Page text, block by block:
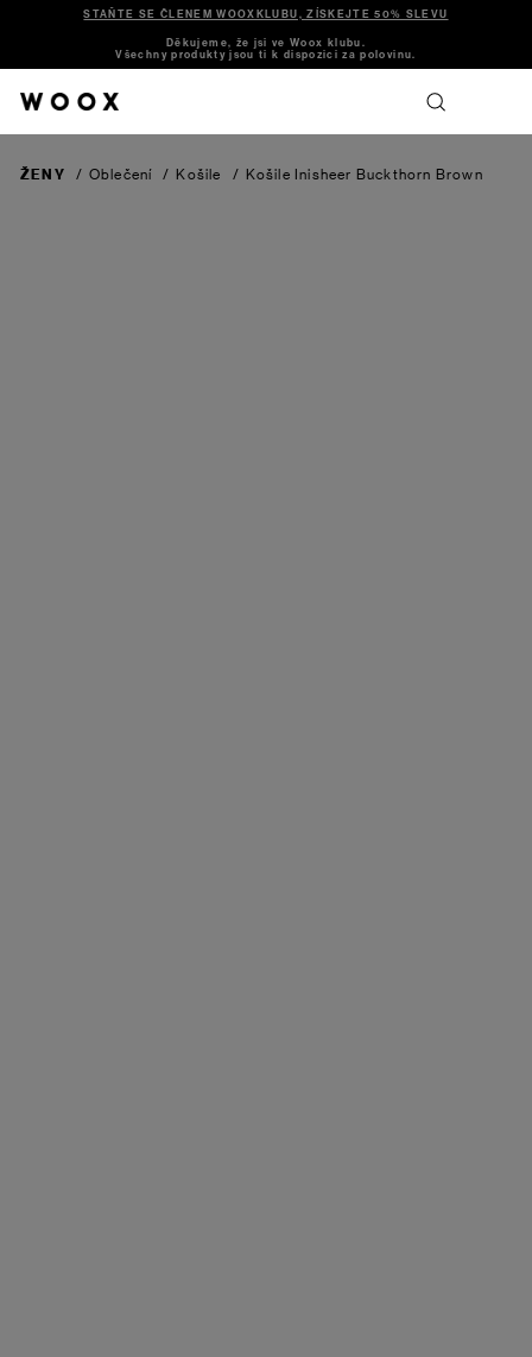
STAŇTE SE ČLENEM WOOXKLUBU, ZÍSKEJTE 50% SLEVU
Děkujeme, že jsi ve Woox klubu.
Všechny produkty jsou ti k dispozici za polovinu.
ŽENY / Oblečení / Košile / Košile Inisheer Buckthorn Brown